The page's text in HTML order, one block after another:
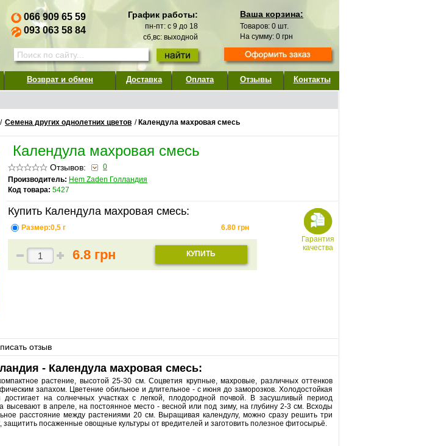
066 909 65 59
093 063 58 84
График работы:
пн-пт: с 9 до 18
сб,вс: выходной
Ваша корзина:
Товаров: 0 шт.
На сумму: 0 грн
Возврат и обмен Доставка Оплата Отзывы Контакты
/ Семена других однолетних цветов / Календула махровая смесь
Календула махровая смесь
Отзывов:
0
Производитель: Hem Zaden Голландия
Код товара: 5427
Купить Календула махровая смесь:
Размер:0,5 г 6.80 грн
6.8 грн КУПИТЬ
Гарантия
качества
отзыв
- Календула махровая смесь:
растение, высотой 25-30 см. Соцветия крупные, махровые, различных оттенков
запахом. Цветение обильное и длительное - с июня до заморозков. Холодостойкая
достигает на солнечных участках с легкой, плодородной почвой. В засушливый период
высевают в апреле, на постоянное место - весной или под зиму, на глубину 2-3 см. Всходы
расстояние между растениями 20 см. Выращивая календулу, можно сразу решить три
защитить посаженные овощные культуры от вредителей и заготовить полезное фитосырьё.